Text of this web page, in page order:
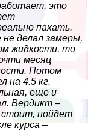
это
пахать.
не делал замеры,
жидкости, то
месяц
Потом
на 4.5 кг.
еще и
Вердикт –
стоит, пойдет
курса –